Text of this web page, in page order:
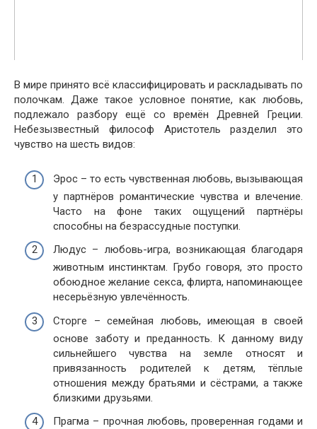
В мире принято всё классифицировать и раскладывать по
полочкам. Даже такое условное понятие, как любовь,
подлежало разбору ещё со времён Древней Греции.
Небезызвестный философ Аристотель разделил это
чувство на шесть видов:
Эрос – то есть чувственная любовь, вызывающая
у партнёров романтические чувства и влечение.
Часто на фоне таких ощущений партнёры
способны на безрассудные поступки.
Людус – любовь-игра, возникающая благодаря
животным инстинктам. Грубо говоря, это просто
обоюдное желание секса, флирта, напоминающее
несерьёзную увлечённость.
Сторге – семейная любовь, имеющая в своей
основе заботу и преданность. К данному виду
сильнейшего чувства на земле относят и
привязанность родителей к детям, тёплые
отношения между братьями и сёстрами, а также
близкими друзьями.
Прагма – прочная любовь, проверенная годами и